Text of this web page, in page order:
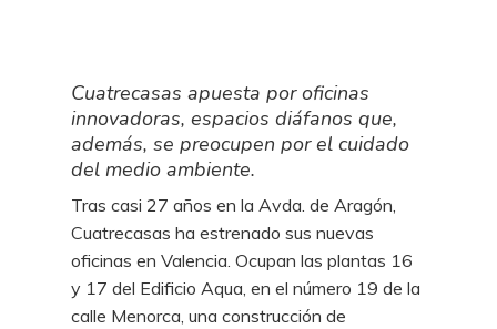
Cuatrecasas apuesta por oficinas
innovadoras, espacios diáfanos que,
además, se preocupen por el cuidado
del medio ambiente.
Tras casi 27 años en la Avda. de Aragón,
Cuatrecasas ha estrenado sus nuevas
oficinas en Valencia. Ocupan las plantas 16
y 17 del Edificio Aqua, en el número 19 de la
calle Menorca, una construcción de